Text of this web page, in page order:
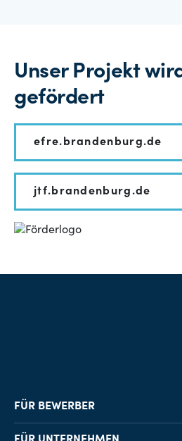
Unser Projekt
gefördert
efre.brandenburg.de
jtf.brandenburg.de
FÜR BEWERBER
Job-Finder